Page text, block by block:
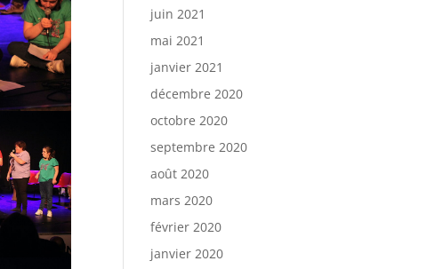
juin 2021
mai 2021
janvier 2021
décembre 2020
octobre 2020
septembre 2020
août 2020
mars 2020
février 2020
janvier 2020